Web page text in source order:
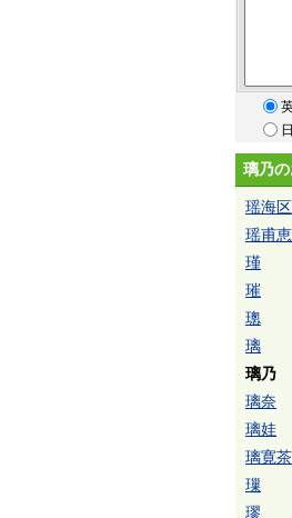
璃乃
瑶海区
瑶甫
瑾
璀
璁
璃
璃乃
璃奈
璃娃
璃寛茶
璅
璆